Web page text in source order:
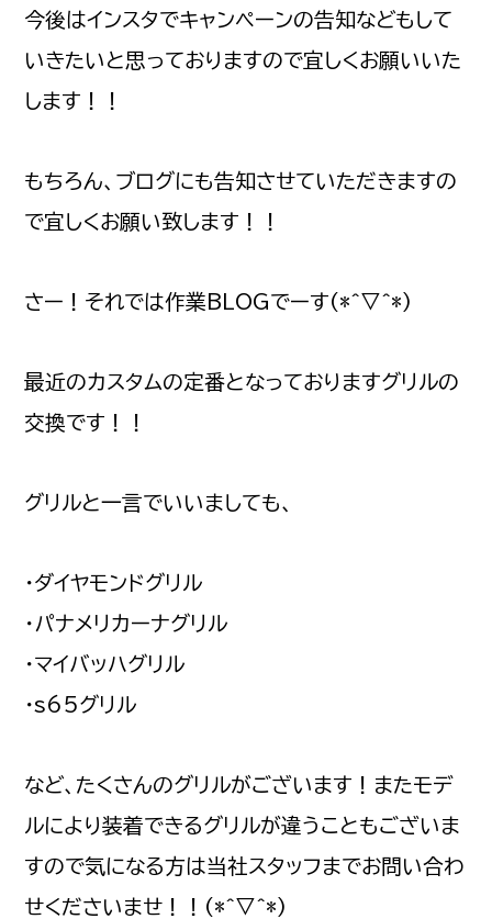
今後はインスタでキャンペーンの告知などもして
いきたいと思っておりますので宜しくお願いいた
します！！
もちろん、ブログにも告知させていただきますの
で宜しくお願い致します！！
さー！それでは作業BLOGでーす(*^▽^*)
最近のカスタムの定番となっておりますグリルの
交換です！！
グリルと一言でいいましても、
・ダイヤモンドグリル
・パナメリカーナグリル
・マイバッハグリル
・s65グリル
など、たくさんのグリルがございます！またモデ
ルにより装着できるグリルが違うこともございま
すので気になる方は当社スタッフまでお問い合わ
せくださいませ！！(*^▽^*)